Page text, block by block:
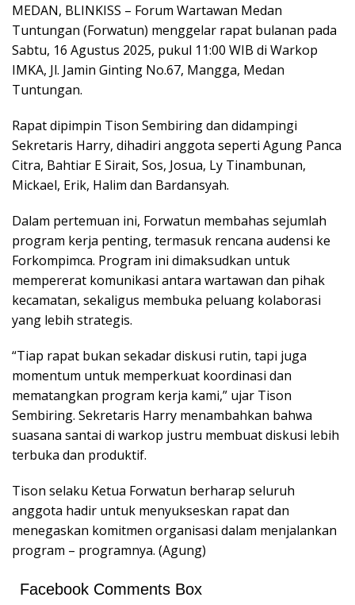
MEDAN, BLINKISS – Forum Wartawan Medan
Tuntungan (Forwatun) menggelar rapat bulanan pada
Sabtu, 16 Agustus 2025, pukul 11:00 WIB di Warkop
IMKA, Jl. Jamin Ginting No.67, Mangga, Medan
Tuntungan.
Rapat dipimpin Tison Sembiring dan didampingi
Sekretaris Harry, dihadiri anggota seperti Agung Panca
Citra, Bahtiar E Sirait, Sos, Josua, Ly Tinambunan,
Mickael, Erik, Halim dan Bardansyah.
Dalam pertemuan ini, Forwatun membahas sejumlah
program kerja penting, termasuk rencana audensi ke
Forkompimca. Program ini dimaksudkan untuk
mempererat komunikasi antara wartawan dan pihak
kecamatan, sekaligus membuka peluang kolaborasi
yang lebih strategis.
“Tiap rapat bukan sekadar diskusi rutin, tapi juga
momentum untuk memperkuat koordinasi dan
mematangkan program kerja kami,” ujar Tison
Sembiring. Sekretaris Harry menambahkan bahwa
suasana santai di warkop justru membuat diskusi lebih
terbuka dan produktif.
Tison selaku Ketua Forwatun berharap seluruh
anggota hadir untuk menyukseskan rapat dan
menegaskan komitmen organisasi dalam menjalankan
program – programnya. (Agung)
Facebook Comments Box